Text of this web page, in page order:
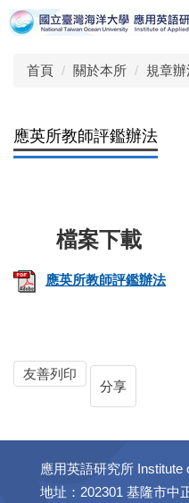
跳
到
區
首頁 關於本所 規章
應英所教師評鑑辦法
應英所教師評鑑辦法
友善列印
分享
應用英語研究所 Institute
地址：202301 基隆市中